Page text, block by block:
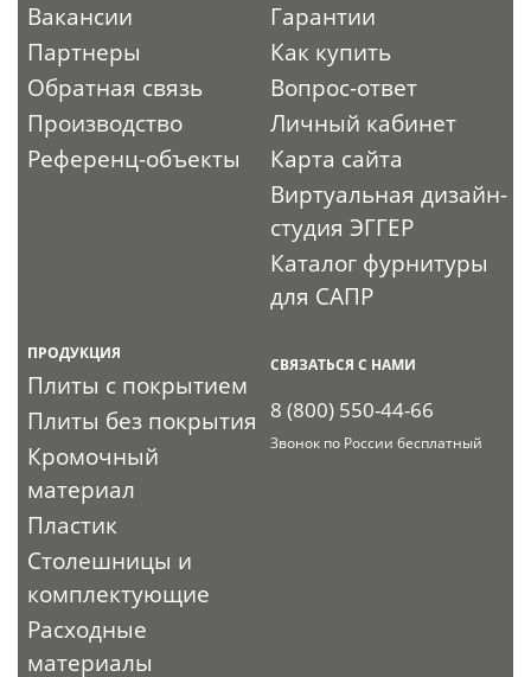
Вакансии
Партнеры
Обратная связь
Производство
Референц-объекты
Гарантии
Как купить
Вопрос-ответ
Личный кабинет
Карта сайта
Виртуальная дизайн-
студия ЭГГЕР
Каталог фурнитуры
для САПР
ПРОДУКЦИЯ
Плиты с покрытием
Плиты без покрытия
Кромочный
материал
Пластик
Столешницы и
комплектующие
Расходные
материалы
СВЯЗАТЬСЯ С НАМИ
8 (800) 550-44-66
Звонок по России бесплатный